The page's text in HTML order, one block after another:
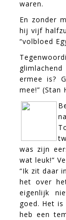
waren.
En zonder
hij vijf
“volbloed
ermee is?
mee!” (Stan
was zijn
wat leuk!”
“Ik zit daar
het over
eigenlijk
goed. Het is
heb een